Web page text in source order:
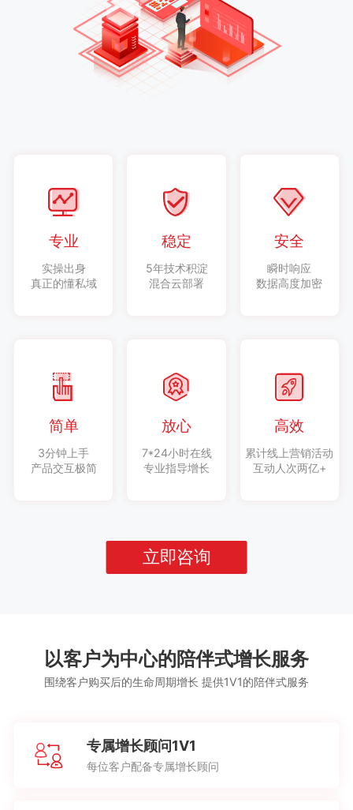
专业
实操出身
真正的懂私域
稳定
5年技术积淀
混合云部署
安全
瞬时响应
数据高度加密
简单
3分钟上手
产品交互极简
放心
7*24小时在线
专业指导增长
高效
累计线上营销活动
互动人次两亿+
立即咨询
以客户为中心的陪伴式增长服务
围绕客户购买后的生命周期增长 提供1V1的陪伴式服务
专属增长顾问1V1
每位客户配备专属增长顾问